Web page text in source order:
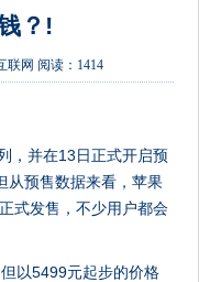
？!
联网 阅读：1414
，并在13日正式开启预
从预售数据来看，苹果
式发售，不少用户都会
以5499元起步的价格